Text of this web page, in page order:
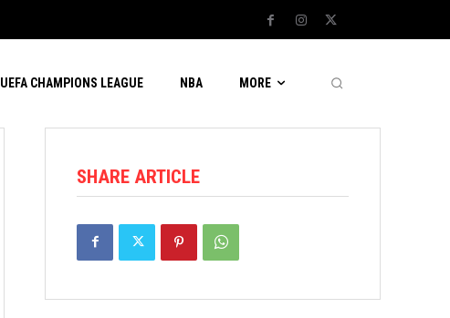
UEFA CHAMPIONS LEAGUE NBA MORE
SHARE ARTICLE